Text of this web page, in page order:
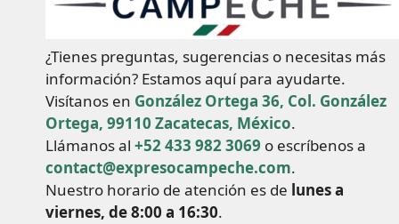
¿Tienes preguntas, sugerencias o necesitas más
información? Estamos aquí para ayudarte.
Visítanos en González Ortega 36, Col. González
Ortega, 99110 Zacatecas, México.
Llámanos al +52 433 982 3069 o escríbenos a
contact@expresocampeche.com.
Nuestro horario de atención es de lunes a
viernes, de 8:00 a 16:30.